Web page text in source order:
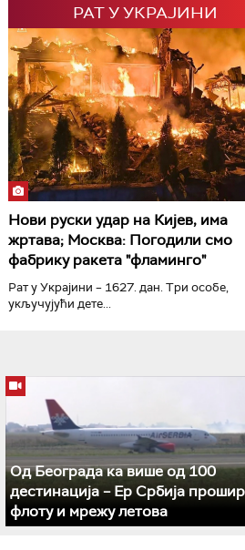
РАТ У УКРАЈИНИ
Нови руски удар на Кијев, има
жртава; Москва: Погодили смо
фабрику ракета "фламинго"
Рат у Украјини – 1627. дан. Три особе,
укључујући дете...
Од Београда ка више од 100
дестинација – Ер Србија
флоту и мрежу летова
РТС Класика РТС Коло